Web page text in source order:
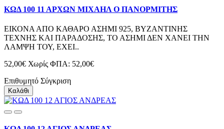
ΚΩΔ 100 11 ΑΡΧΩΝ ΜΙΧΑΗΛ Ο ΠΑΝΟΡΜΙΤΗΣ
ΕΙΚΟΝΑ ΑΠΟ ΚΑΘΑΡΟ ΑΣΗΜΙ 925, ΒΥΖΑΝΤΙΝΗΣ
ΤΕΧΝΗΣ ΚΑΙ ΠΑΡΑΔΟΣΗΣ, ΤΟ ΑΣΗΜΙ ΔΕΝ ΧΑΝΕΙ ΤΗΝ
ΛΑΜΨΗ ΤΟΥ, ΕΧΕΙ..
52,00€ Χωρίς ΦΠΑ: 52,00€
Επιθυμητό Σύγκριση
Καλάθι